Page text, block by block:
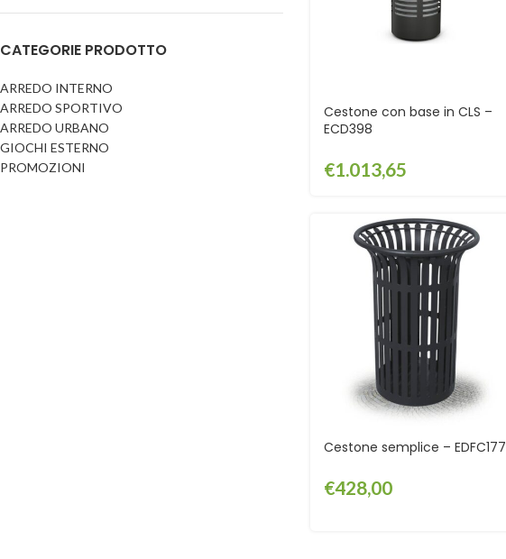
Dog
Fioriere
Gazebi e casette
Orologi
Sicurezza stradale
CATEGORIE PRODOTTO
ARREDO INTERNO
ARREDO SPORTIVO
ARREDO URBANO
GIOCHI ESTERNO
PROMOZIONI
Cestone con base in CLS –
ECD398
€1.013,65
Cestone semplice – EDFC177
€428,00